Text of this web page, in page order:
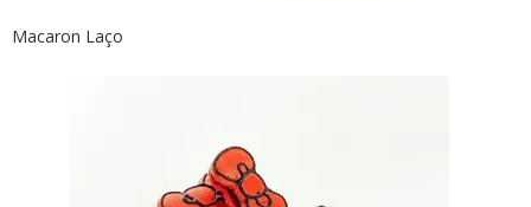
Macaron Laço